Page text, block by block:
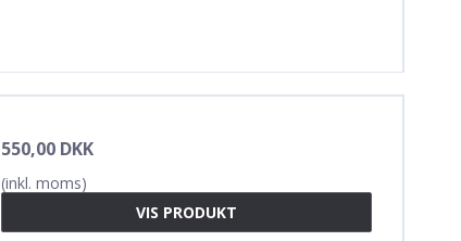
550,00 DKK
(inkl. moms)
VIS PRODUKT